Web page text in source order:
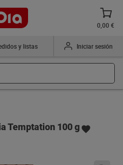
0,00 €
y listas Iniciar sesión
Temptation 100 g